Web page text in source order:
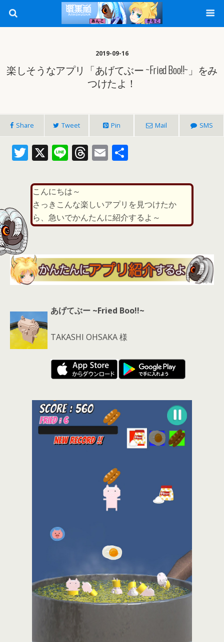
2019-09-16
楽しそうなアプリ「あげてぶー ~Fried Boo!!~」をみ
つけたよ！
Share Tweet Pin Mail SMS
T
itt
er
X Li
e
T
re
a
d
s
E
ai
l
こんにちは～
さっきこんな楽しいアプリを見つけたか
ら、急いでかんたんに紹介するよ～
あげてぶー ~Fried Boo!!~
TAKASHI OHSAKA 様